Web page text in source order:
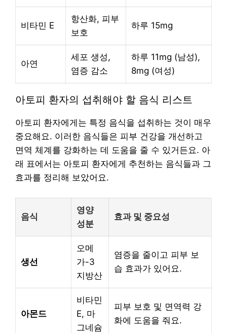
비타민 E
항산화, 피부
보호
하루 15mg
아연
세포 생성,
염증 감소
하루 11mg (남성),
8mg (여성)
아토피 환자의 섭취해야 할 음식 리스트
아토피 환자에게는 특정 음식을 섭취하는 것이 매우
중요해요. 이러한 음식들은 피부 건강을 개선하고
면역 체계를 강화하는 데 도움을 줄 수 있거든요. 아
래 표에서는 아토피 환자에게 추천하는 음식들과 그
효과를 정리해 보았어요.
음식
영양
성분
효과 및 중요성
생선
오메
가-3
지방산
염증을 줄이고 피부 보
습 효과가 있어요.
아몬드
비타민
E, 마
그네슘
피부 보호 및 면역력 강
화에 도움을 줘요.